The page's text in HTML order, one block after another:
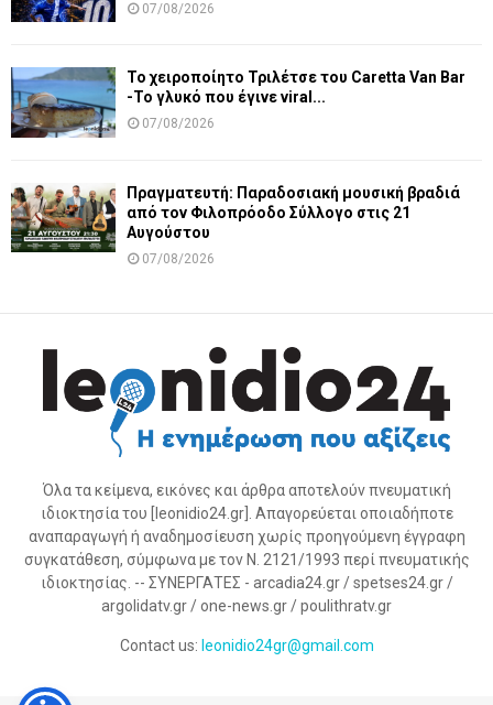
07/08/2026
Το χειροποίητο Τριλέτσε του Caretta Van Bar
-Το γλυκό που έγινε viral...
07/08/2026
Πραγματευτή: Παραδοσιακή μουσική βραδιά
από τον Φιλοπρόοδο Σύλλογο στις 21
Αυγούστου
07/08/2026
Όλα τα κείμενα, εικόνες και άρθρα αποτελούν πνευματική
ιδιοκτησία του [leonidio24.gr]. Απαγορεύεται οποιαδήποτε
αναπαραγωγή ή αναδημοσίευση χωρίς προηγούμενη έγγραφη
συγκατάθεση, σύμφωνα με τον Ν. 2121/1993 περί πνευματικής
ιδιοκτησίας. -- ΣΥΝΕΡΓΑΤΕΣ - arcadia24.gr / spetses24.gr /
argolidatv.gr / one-news.gr / poulithratv.gr
Contact us: leonidio24gr@gmail.com